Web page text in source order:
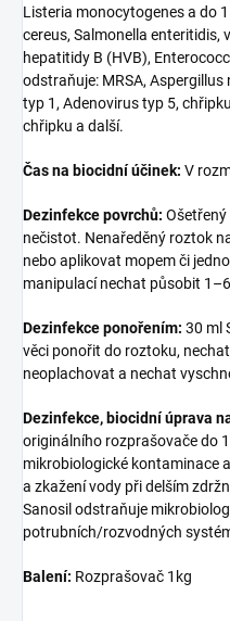
Listeria monocytogenes a do
cereus, Salmonella enteritidis,
hepatitidy B (HVB),
odstraňuje: MRSA,
typ 1, Adenovirus typ 5,
chřipku a další.
Čas na biocidní účinek: V
Dezinfekce povrchů:
nečistot. Nenaředěný roztok
nebo aplikovat mopem či
manipulací nechat působit
Dezinfekce ponořením: 30 ml
věci ponořit do roztoku,
neoplachovat a nechat
Dezinfekce, biocidní úprava
originálního rozprašovače do
mikrobiologické kontaminace
a zkažení vody při delším
Sanosil odstraňuje
potrubních/rozvodných
Balení: Rozprašovač 1kg